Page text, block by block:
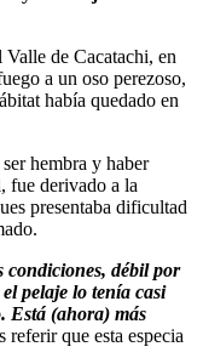
Valle de Cacatachi, en
a un oso perezoso,
había quedado en
hembra y haber
fue derivado a la
presentaba dificultad
condiciones, débil por
pelaje lo tenía casi
Está (ahora) más
que esta especia